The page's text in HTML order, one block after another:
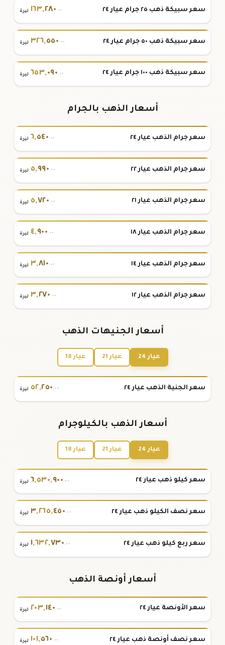
سعر سبيكة ذهب ٢٥ جرام عيار ٢٤ ١٦٣,٢٨٠.٠٠ ليرة
سعر سبيكة ذهب ٥٠ جرام عيار ٢٤ ٣٢٦,٥٥٠.٠٠ ليرة
سعر سبيكة ذهب ١٠٠ جرام عيار ٢٤ ٦٥٣,٠٩٠.٠٠ ليرة
أسعار الذهب بالجرام
سعر جرام الذهب عيار ٢٤ ٦,٥٤٠.٠٠ ليرة
سعر جرام الذهب عيار ٢٢ ٥,٩٩٠.٠٠ ليرة
سعر جرام الذهب عيار ٢١ ٥,٧٢٠.٠٠ ليرة
سعر جرام الذهب عيار ١٨ ٤,٩٠٠.٠٠ ليرة
سعر جرام الذهب عيار ١٤ ٣,٨١٠.٠٠ ليرة
سعر جرام الذهب عيار ١٢ ٣,٢٧٠.٠٠ ليرة
أسعار الجنيهات الذهب
عيار 24 عيار 21 عيار 18
سعر الجنية الذهب عيار ٢٤ ٥٢,٢٥٠ .٠٠ ليرة
أسعار الذهب بالكيلوجرام
عيار 24 عيار 21 عيار 18
سعر كيلو ذهب عيار ٢٤ ٦,٥٣٠,٩٠٠.٠٠ ليرة
سعر نصف الكيلو ذهب عيار ٢٤ ٣,٢٦٥,٤٥٠.٠٠ ليرة
سعر ربع كيلو ذهب عيار ٢٤ ١,٦٣٢,٧٣٠.٠٠ ليرة
أسعار أونصة الذهب
سعر الأونصة عيار ٢٤ ٢٠٣,١٤٠.٠٠ ليرة
سعر نصف أونصة ذهب عيار ٢٤ ١٠١,٥٦٠.٠٠ ليرة